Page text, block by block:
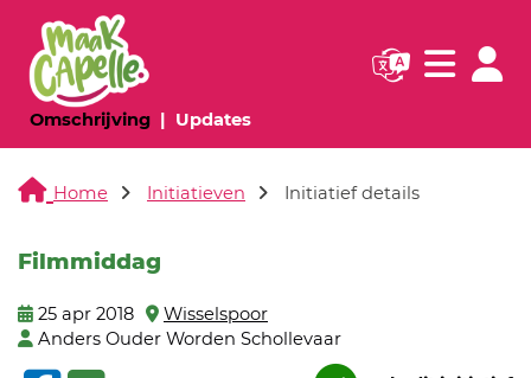
Omschrijving(huidige pagina)
Updates(huidige pagina)
Navigatie
Home Initiatieven Initiatief details
Filmmiddag
25 apr 2018
Wisselspoor
Anders Ouder Worden Schollevaar